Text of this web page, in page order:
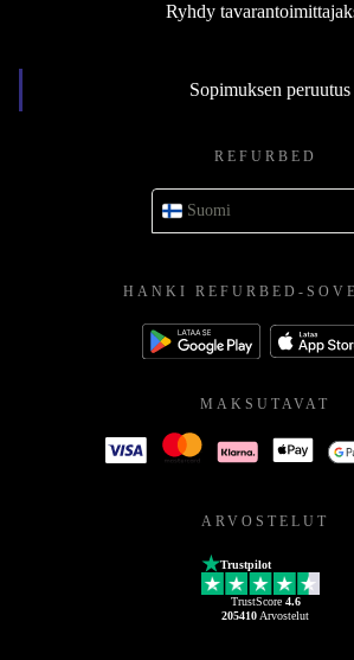
Ryhdy
Sopimuksen peruutus
REFURBED
Suomi
HANKI REFURBED-
MAKSUTAVAT
ARVOSTELUT
Trustpilot
TrustScore 4.6
205410 Arvostelut